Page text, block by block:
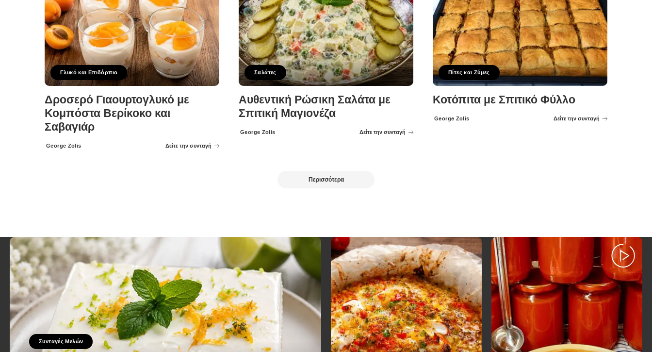
Γλυκό και Επιδόρπιο
Δροσερό Γιαουρτογλυκό με
Κομπόστα Βερίκοκο και
Σαβαγιάρ
Posted
George Zolis Δείτε την συνταγή
Σαλάτες
Αυθεντική Ρώσικη Σαλάτα με
Σπιτική Μαγιονέζα
Posted
George Zolis Δείτε την συνταγή
Πίτες και Ζύμες
Κοτόπιτα με Σπιτικό Φύλλο
Posted
George Zolis Δείτε την συνταγή
Περισσότερα
Συνταγές Μελών